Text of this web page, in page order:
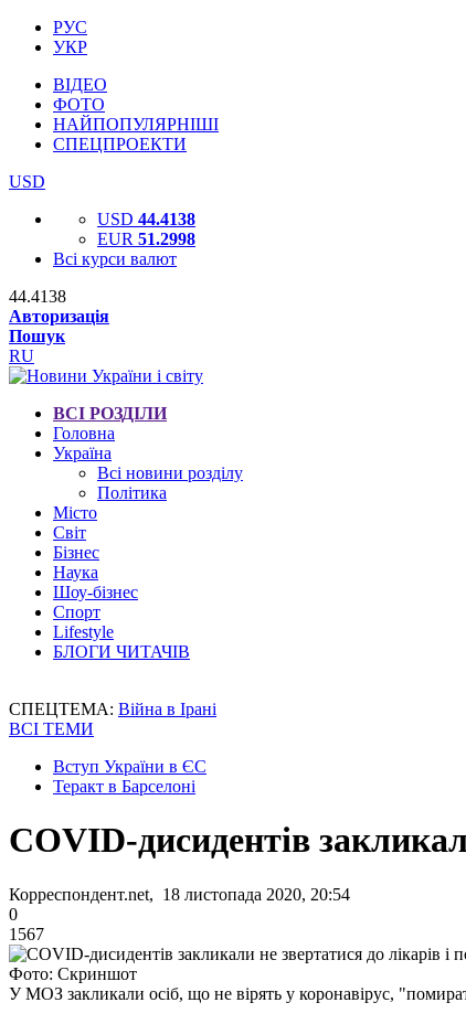
РУС
УКР
ВІДЕО
ФОТО
НАЙПОПУЛЯРНІШІ
СПЕЦПРОЕКТИ
USD
USD 44.4138
EUR 51.2998
Всі курси валют
44.4138
Авторизація
Пошук
RU
ВСІ РОЗДІЛИ
Головна
Україна
Всі новини розділу
Політика
Місто
Світ
Бізнес
Наука
Шоу-бізнес
Спорт
Lifestyle
БЛОГИ ЧИТАЧІВ
СПЕЦТЕМА: Війна в Ірані
ВСІ ТЕМИ
Вступ України в ЄС
Теракт в Барселоні
COVID-дисидентів
Корреспондент.net, 18 листопада 2020, 20:54
0
1567
Фото: Скриншот
У МОЗ закликали осіб, що не вірять у коронавірус,